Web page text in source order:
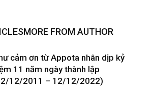
MORE FROM AUTHOR
cảm ơn từ Appota nhân dịp kỷ
11 năm ngày thành lập
12/2011 – 12/12/2022)